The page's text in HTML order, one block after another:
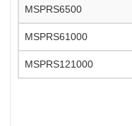
MSPRS6500
MSPRS61000
MSPRS121000